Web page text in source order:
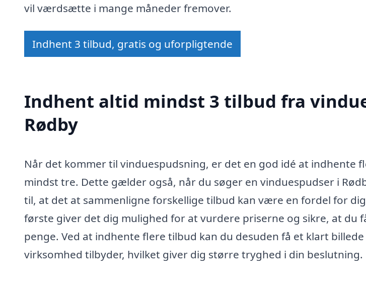
vil værdsætte i mange måneder fremover.
Indhent 3 tilbud, gratis og uforpligtende
Indhent altid mindst 3 tilbud fra
Rødby
Når det kommer til vinduespudsning, er det en god idé at indhente
mindst tre. Dette gælder også, når du søger en vinduespudser i
til, at det at sammenligne forskellige tilbud kan være en fordel for
første giver det dig mulighed for at vurdere priserne og sikre, at du
penge. Ved at indhente flere tilbud kan du desuden få et klart
virksomhed tilbyder, hvilket giver dig større tryghed i din beslutning.